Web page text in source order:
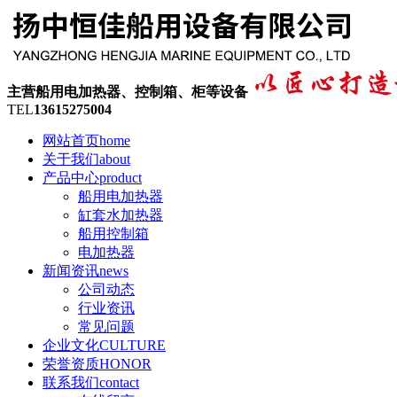
主营船用电加热器、控制箱、柜等设备
TEL13615275004
网站首页home
关于我们about
产品中心product
船用电加热器
缸套水加热器
船用控制箱
电加热器
新闻资讯news
公司动态
行业资讯
常见问题
企业文化CULTURE
荣誉资质HONOR
联系我们contact